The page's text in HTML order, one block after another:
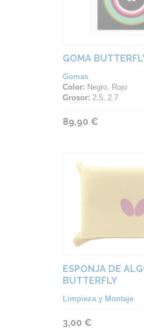
GOMA
Gomas
Color: Negro, Rojo
Grosor: 2.5, 2.7
89,90 €
ESPONJA DE
BUTTERFLY
Limpieza y Montaje
3,00 €